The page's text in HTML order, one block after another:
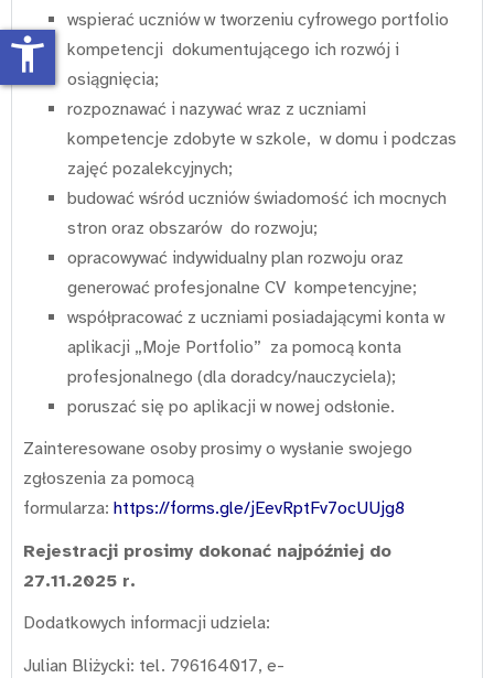
wspierać uczniów w tworzeniu cyfrowego portfolio
kompetencji dokumentującego ich rozwój i
osiągnięcia;
rozpoznawać i nazywać wraz z uczniami
kompetencje zdobyte w szkole, w domu i podczas
zajęć pozalekcyjnych;
budować wśród uczniów świadomość ich mocnych
stron oraz obszarów do rozwoju;
opracowywać indywidualny plan rozwoju oraz
generować profesjonalne CV kompetencyjne;
współpracować z uczniami posiadającymi konta w
aplikacji „Moje Portfolio” za pomocą konta
profesjonalnego (dla doradcy/nauczyciela);
poruszać się po aplikacji w nowej odsłonie.
Zainteresowane osoby prosimy o wysłanie swojego
zgłoszenia za pomocą
formularza: https://forms.gle/jEevRptFv7ocUUjg8
Rejestracji prosimy dokonać najpóźniej do
27.11.2025 r.
Dodatkowych informacji udziela:
Julian Bliżycki: tel. 796164017, e-
accessibility_new